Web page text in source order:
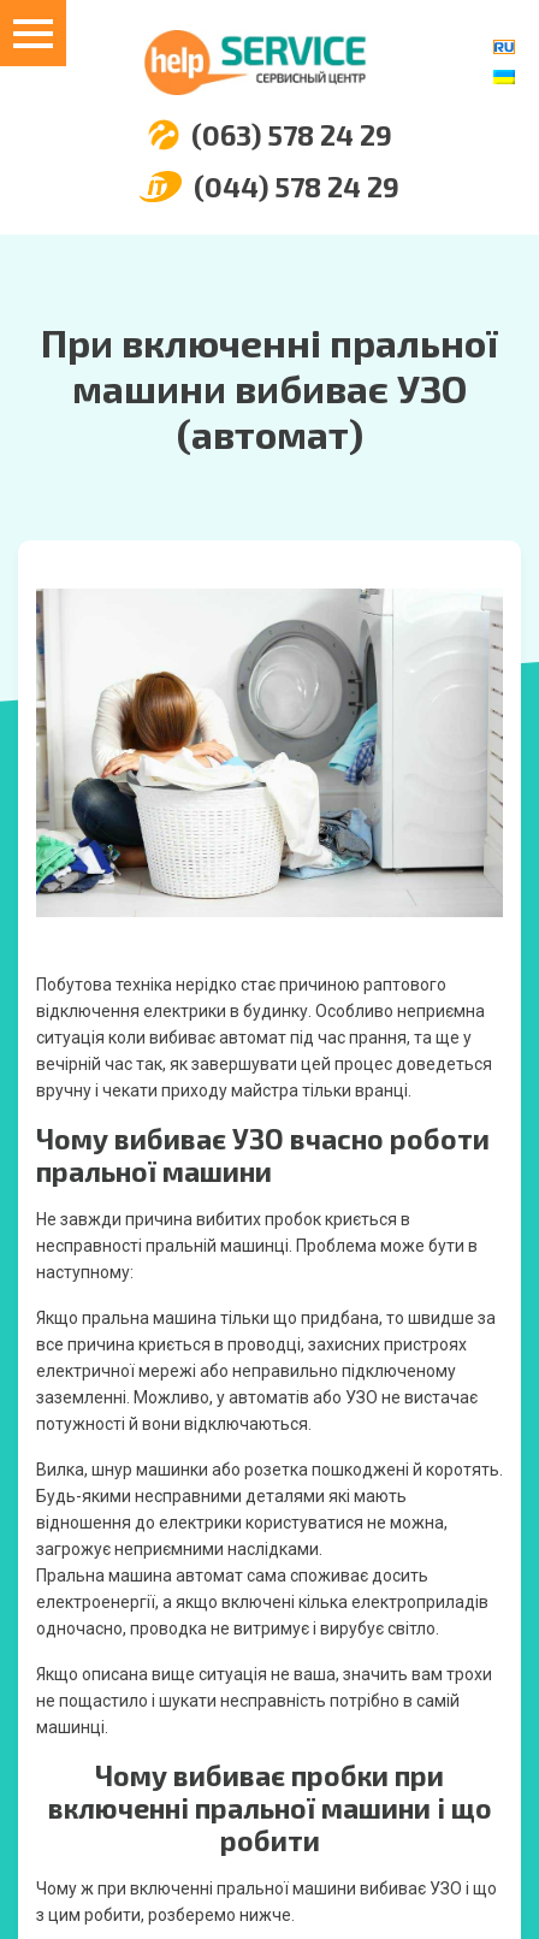
(063) 578 24 29
(044) 578 24 29
При включенні пральної
машини вибиває УЗО
(автомат)
Побутова техніка нерідко стає причиною раптового
відключення електрики в будинку. Особливо неприємна
ситуація коли вибиває автомат під час прання, та ще у
вечірній час так, як завершувати цей процес доведеться
вручну і чекати приходу майстра тільки вранці.
Чому вибиває УЗО вчасно роботи
пральної машини
Не завжди причина вибитих пробок криється в
несправності пральній машинці. Проблема може бути в
наступному:
Якщо пральна машина тільки що придбана, то швидше за
все причина криється в проводці, захисних пристроях
електричної мережі або неправильно підключеному
заземленні. Можливо, у автоматів або УЗО не вистачає
потужності й вони відключаються.
Вилка, шнур машинки або розетка пошкоджені й коротять.
Будь-якими несправними деталями які мають
відношення до електрики користуватися не можна,
загрожує неприємними наслідками.
Пральна машина автомат сама споживає досить
електроенергії, а якщо включені кілька електроприладів
одночасно, проводка не витримує і вирубує світло.
Якщо описана вище ситуація не ваша, значить вам трохи
не пощастило і шукати несправність потрібно в самій
машинці.
Чому вибиває пробки при
включенні пральної машини і що
робити
Чому ж при включенні пральної машини вибиває УЗО і що
з цим робити, розберемо нижче.